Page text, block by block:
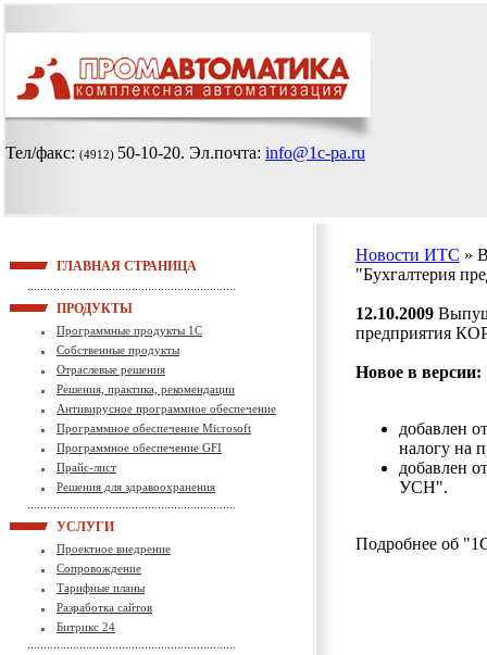
Тел/факс: (4912) 50-10-20. Эл.почта: info@1c-pa.ru
ГЛАВНАЯ СТРАНИЦА
ПРОДУКТЫ
Программные продукты 1С
Собственные продукты
Отраслевые решения
Решения, практика, рекомендации
Антивирусное программное обеспечение
Программное обеспечение Microsoft
Программное обеспечение GFI
Прайс-лист
Решения для здравоохранения
УСЛУГИ
Проектное внедрение
Сопровождение
Тарифные планы
Разработка сайтов
Битрикс 24
Новости ИТС »
"Бухгалтерия
12.10.2009
предприятия
Новое в версии:
добавлен
налогу на
добавлен
УСН".
Подробнее об